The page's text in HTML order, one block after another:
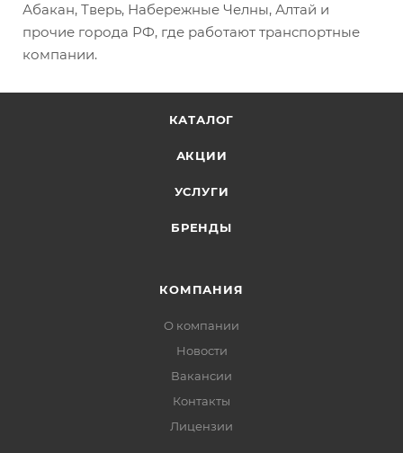
Абакан, Тверь, Набережные Челны, Алтай и
прочие города РФ, где работают транспортные
компании.
КАТАЛОГ
АКЦИИ
УСЛУГИ
БРЕНДЫ
КОМПАНИЯ
О компании
Новости
Вакансии
Контакты
Лицензии